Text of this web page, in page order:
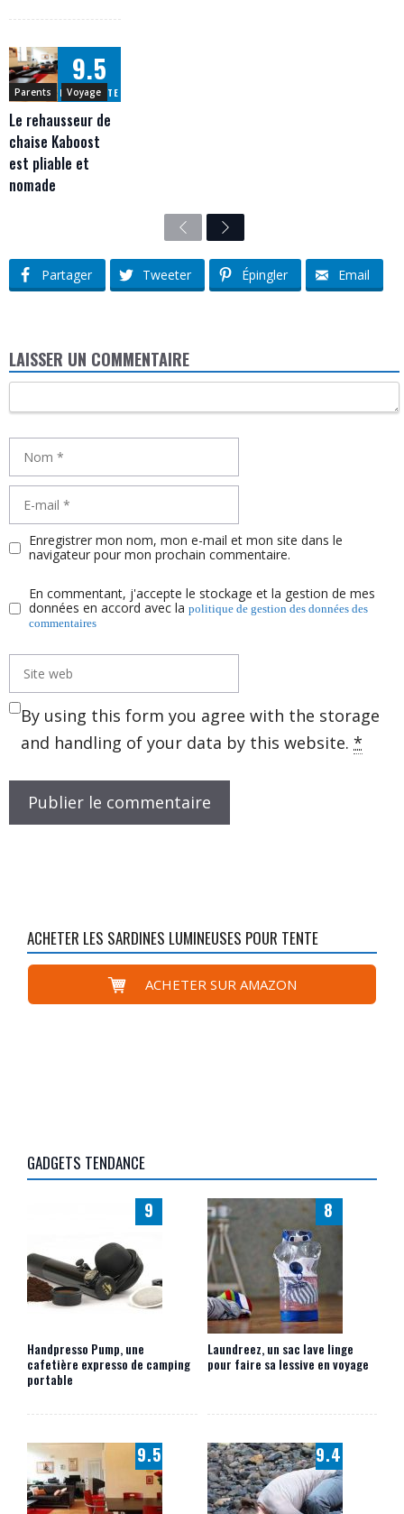
9.5
NOTRE NOTE
Parents Voyage
Le rehausseur de
chaise Kaboost
est pliable et
nomade
PreviousNext
Partager Tweeter Épingler Email
LAISSER UN COMMENTAIRE
Nom
mail
Enregistrer mon nom, mon e-mail et mon site dans le
navigateur pour mon prochain commentaire.
En commentant, j'accepte le stockage et la gestion de mes
données en accord avec la politique de gestion des données des
commentaires
Site
web
By using this form you agree with the storage
and handling of your data by this website. *
ACHETER LES SARDINES LUMINEUSES POUR TENTE
ACHETER SUR AMAZON
GADGETS TENDANCE
9
Handpresso Pump, une
cafetière expresso de camping
portable
8
Laundreez, un sac lave linge
pour faire sa lessive en voyage
9.5 9.4